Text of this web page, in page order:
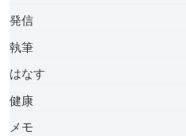
発信
執筆
はなす
健康
メモ